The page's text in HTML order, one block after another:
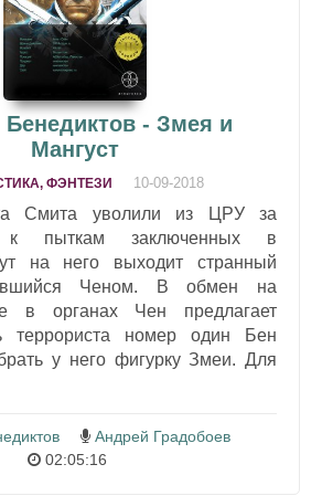
- Змея и
Мангуст
ФЭНТЕЗИ 10-09-2018
Смита уволили из ЦРУ за
к пыткам заключенных в
на него выходит странный
Ченом. В обмен на
в органах Чен предлагает
террориста номер один Бен
у него фигурку Змеи. Для
Андрей Градобоев
02:05:16